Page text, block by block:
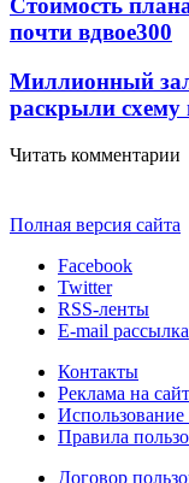
Стоимость
почти вдвое300
Миллионный
раскрыли схему
Читать комментарии
Полная версия сайта
Facebook
Twitter
RSS-ленты
E-mail рассылка
Контакты
Реклама на
Использование
Правила
Договор